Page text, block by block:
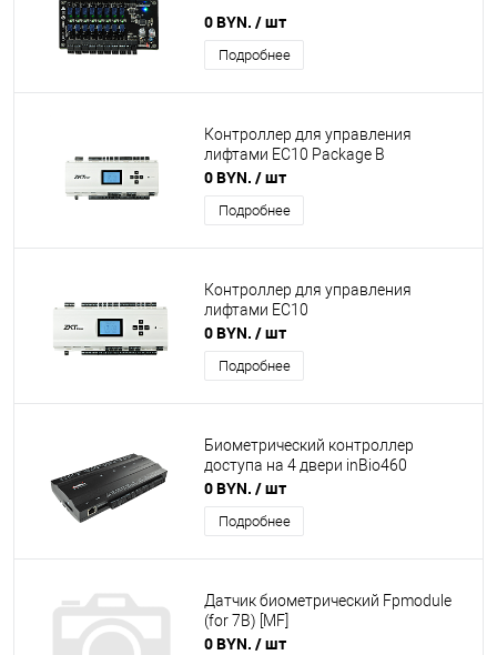
0 BYN. / шт
Подробнее
Контроллер для управления
лифтами EC10 Package B
0 BYN. / шт
Подробнее
Контроллер для управления
лифтами EC10
0 BYN. / шт
Подробнее
Биометрический контроллер
доступа на 4 двери inBio460
0 BYN. / шт
Подробнее
Датчик биометрический Fpmodule
(for 7B) [MF]
0 BYN. / шт